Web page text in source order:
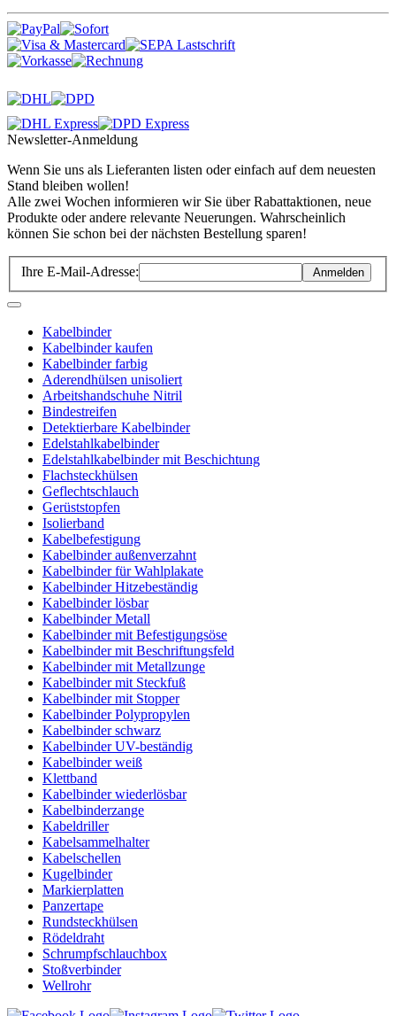
Newsletter-Anmeldung
Wenn Sie uns als Lieferanten listen oder einfach auf dem neuesten
Stand bleiben wollen!
Alle zwei Wochen informieren wir Sie über Rabattaktionen, neue
Produkte oder andere relevante Neuerungen. Wahrscheinlich
können Sie schon bei der nächsten Bestellung sparen!
Ihre E-Mail-Adresse: Anmelden
Kabelbinder
Kabelbinder kaufen
Kabelbinder farbig
Aderendhülsen unisoliert
Arbeitshandschuhe Nitril
Bindestreifen
Detektierbare Kabelbinder
Edelstahlkabelbinder
Edelstahlkabelbinder mit Beschichtung
Flachsteckhülsen
Geflechtschlauch
Gerüststopfen
Isolierband
Kabelbefestigung
Kabelbinder außenverzahnt
Kabelbinder für Wahlplakate
Kabelbinder Hitzebeständig
Kabelbinder lösbar
Kabelbinder Metall
Kabelbinder mit Befestigungsöse
Kabelbinder mit Beschriftungsfeld
Kabelbinder mit Metallzunge
Kabelbinder mit Steckfuß
Kabelbinder mit Stopper
Kabelbinder Polypropylen
Kabelbinder schwarz
Kabelbinder UV-beständig
Kabelbinder weiß
Klettband
Kabelbinder wiederlösbar
Kabelbinderzange
Kabeldriller
Kabelsammelhalter
Kabelschellen
Kugelbinder
Markierplatten
Panzertape
Rundsteckhülsen
Rödeldraht
Schrumpfschlauchbox
Stoßverbinder
Wellrohr